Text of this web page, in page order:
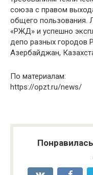
союза с правом
общего пользования.
«РЖД» и успешно
депо разных городов
Азербайджан,
По материалам:
https://opzt.ru/news/